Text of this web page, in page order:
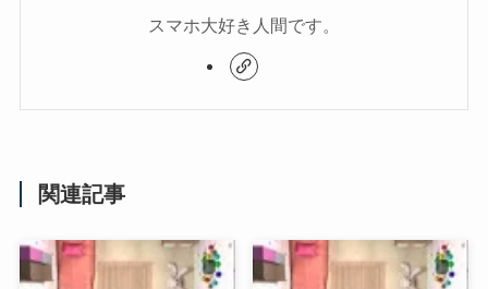
スマホ大好き人間です。
関連記事